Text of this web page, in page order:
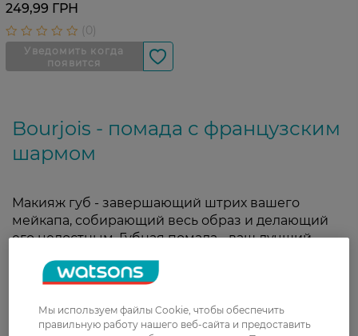
249,99 ГРН
Bourjois - помада с французским
шармом
Макияж губ - завершающий штрих вашего
мейкапа, собирающий весь образ и делающий
его целостным. Губная помада - ваш лучший
и передаст настроение. Матовая, атласная или
играя с оттенками и их финишем. Откройте для
себя коллекции помад «Буржуа», карандашей
Мы используем файлы Cookie, чтобы обеспечить
правильную работу нашего веб-сайта и предоставить